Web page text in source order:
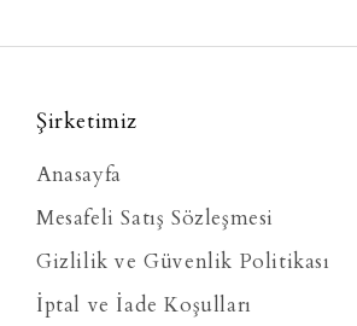
Şirketimiz
Anasayfa
Mesafeli Satış Sözleşmesi
Gizlilik ve Güvenlik Politikası
İptal ve İade Koşulları